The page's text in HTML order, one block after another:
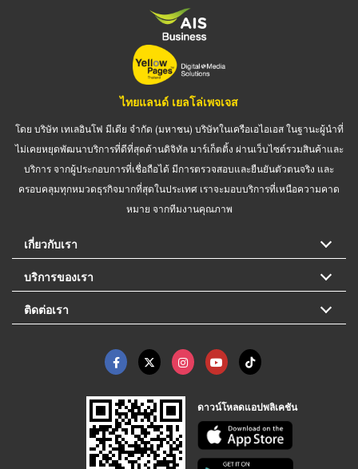
ไทยแลนด์ เยลโล่เพจเจส
โดย บริษัท เทเลอินโฟ มีเดีย จำกัด (มหาชน) บริษัทในเครือเอไอเอส ในฐานะผู้นำที่
ไม่เคยหยุดพัฒนาบริการที่ดีที่สุดด้านดิจิทัล มาร์เก็ตติ้ง ผ่านเว็บไซต์รวมสินค้าและ
บริการ จากผู้ประกอบการที่เชื่อถือได้ มีการตรวจสอบและยืนยันตัวตนจริง และ
ครอบคลุมทุกหมวดธุรกิจมากที่สุดในประเทศ เราจะมอบบริการที่เหนือความคาด
หมาย จากทีมงานคุณภาพ
เกี่ยวกับเรา
บริการของเรา
ติดต่อเรา
ดาวน์โหลดแอปพลิเคชัน